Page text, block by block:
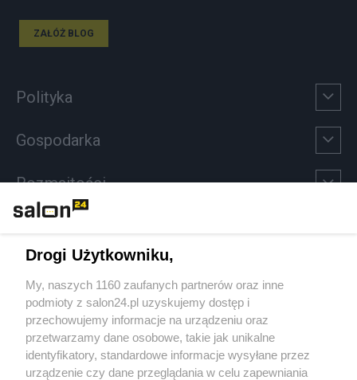
ZAŁÓŻ BLOG
Polityka
Gospodarka
Rozmaitości
Sport
Społeczeństwo
Kultura
Drogi Użytkowniku,
My, naszych 1160 zaufanych partnerów oraz inne
podmioty z salon24.pl uzyskujemy dostęp i
przechowujemy informacje na urządzeniu oraz
przetwarzamy dane osobowe, takie jak unikalne
identyfikatory, standardowe informacje wysyłane przez
urządzenie czy dane przeglądania w celu zapewniania